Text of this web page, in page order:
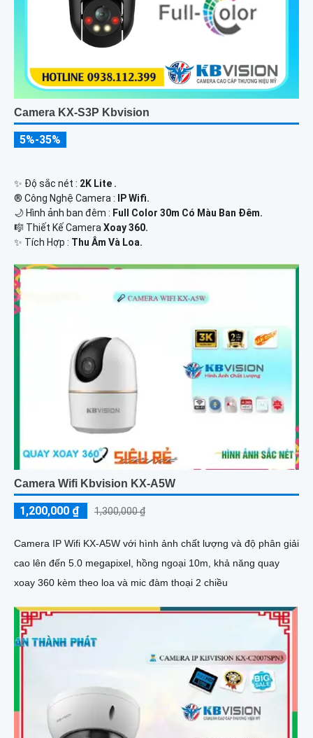
Camera KX-S3P Kbvision
5%-35%
✨ Độ sắc nét : 2K Lite .
®️ Công Nghệ Camera :
IP Wifi.
🌙 Hình ảnh ban đêm : Full Color 30m Có Màu Ban Ðêm.
🎼️ Thiết Kế Camera Xoay 360.
️✨ Tích Hợp : Thu Âm Và Loa.
Camera Wifi Kbvision KX-A5W
1,200,000 ₫ 1,300,000 ₫
Camera IP Wifi KX-A5W với hình ảnh chất lượng và độ phân giải
cao lên đến 5.0 megapixel, hồng ngoại 10m, khả năng quay
xoay 360 kèm theo loa và mic đàm thoại 2 chiều